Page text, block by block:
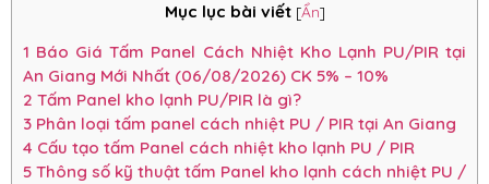
Mục lục bài viết [Ẩn]
1 Báo Giá Tấm Panel Cách Nhiệt Kho Lạnh PU/PIR tại
An Giang Mới Nhất (06/08/2026) CK 5% – 10%
2 Tấm Panel kho lạnh PU/PIR là gì?
3 Phân loại tấm panel cách nhiệt PU / PIR tại An Giang
4 Cấu tạo tấm Panel cách nhiệt kho lạnh PU / PIR
5 Thông số kỹ thuật tấm Panel kho lạnh cách nhiệt PU /